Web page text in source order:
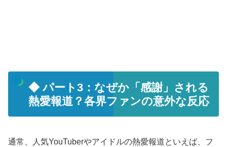
◆ パート3：なぜか「感謝」される
熱愛報道？各界ファンの意外な反応
通常、人気YouTuberやアイドルの熱愛報道といえば、フ